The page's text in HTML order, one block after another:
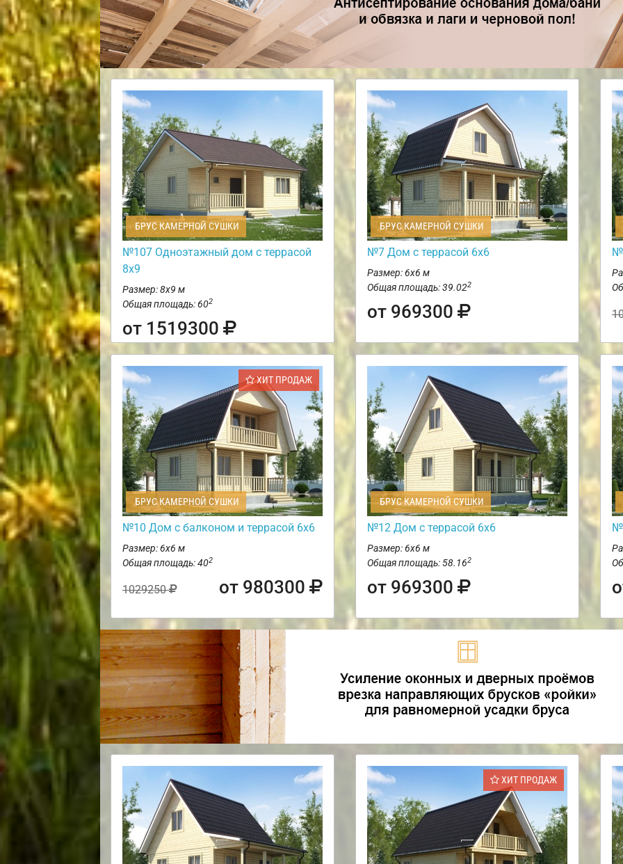
БРУС КАМЕРНОЙ СУШКИ
№107 Одноэтажный дом с террасой
8х9
Размер: 8х9 м
Общая площадь: 602
от 1519300
БРУС КАМЕРНОЙ СУШКИ
№7 Дом с террасой 6х6
Размер: 6х6 м
Общая площадь: 39.022
от 969300
ХИТ ПРОДАЖ
БРУС КАМЕРНОЙ СУШКИ
№10 Дом с балконом и террасой 6х6
Размер: 6х6 м
Общая площадь: 402
1029250 от 980300
БРУС КАМЕРНОЙ СУШКИ
№12 Дом с террасой 6х6
Размер: 6х6 м
Общая площадь: 58.162
от 969300
ХИТ ПРОДАЖ